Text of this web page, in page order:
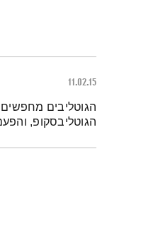
11.02.15
תמצית
הגוטליבים
הגוטליבסקופ,